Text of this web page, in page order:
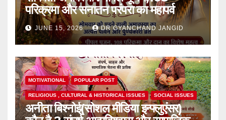
परिक्रमा और सनातन परंपरा का महापर्व
JUNE 15, 2026 DR GYANCHAND JANGID
MOTIVATIONAL POPULAR POST
RELIGIOUS , CULTURAL & HISTORICAL ISSUES SOCIAL ISSUES
अनीता बिश्नोई(सोशल मीडिया इन्फ्लुएंसर)